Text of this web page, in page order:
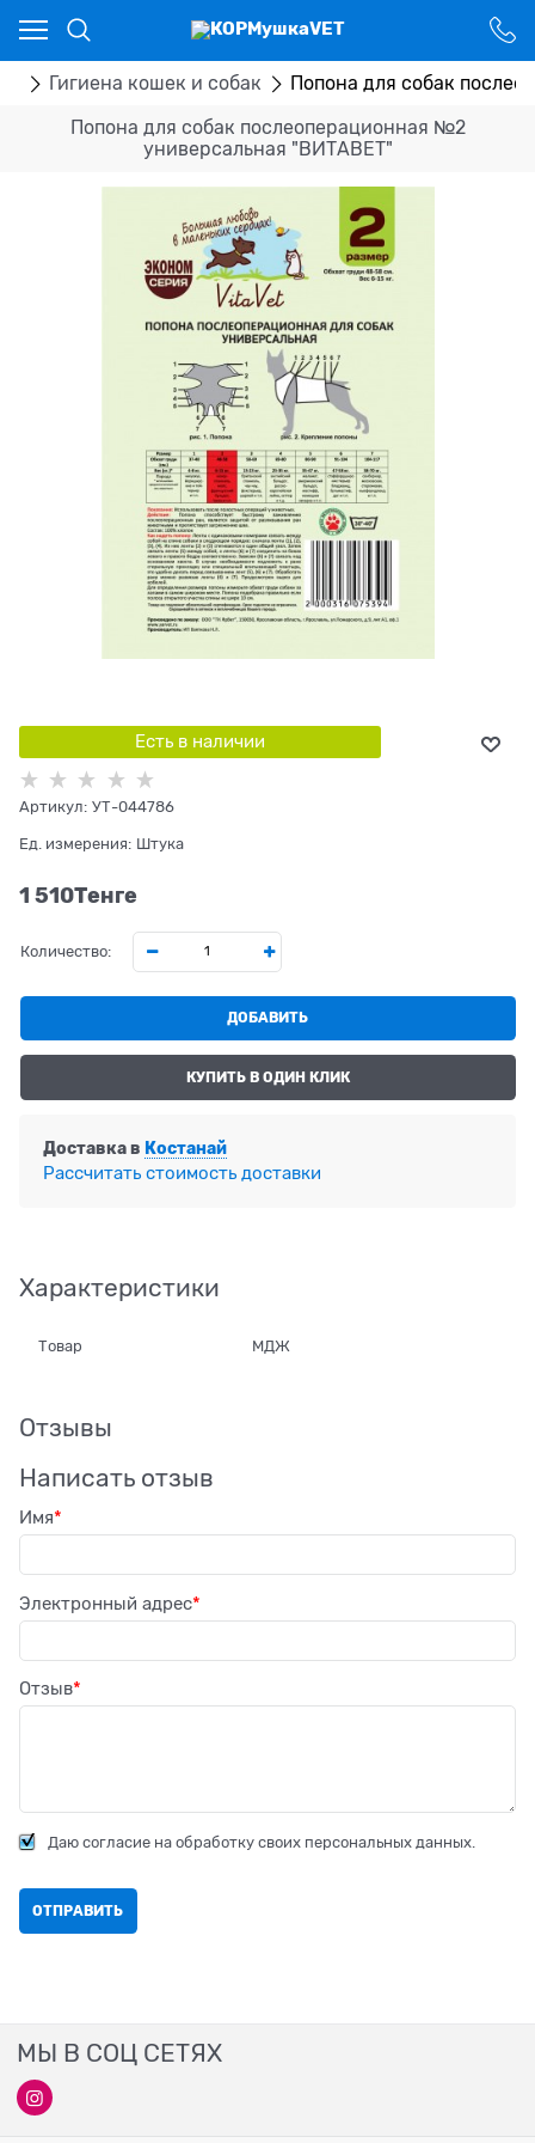
Гигиена кошек и собак Попона для собак
Попона для собак послеоперационная №2
универсальная "ВИТАВЕТ"
Есть в наличии
Артикул: УТ-044786
Ед. измерения: Штука
1 510Tенге
Количество:
ДОБАВИТЬ
КУПИТЬ В ОДИН КЛИК
Доставка в Костанай
Рассчитать стоимость доставки
Характеристики
Товар МДЖ
Отзывы
Написать отзыв
Имя
Электронный адрес
Отзыв
Даю согласие на обработку своих персональных данных.
МЫ В СОЦ СЕТЯХ
Ваш город - Костанай,
угадали?